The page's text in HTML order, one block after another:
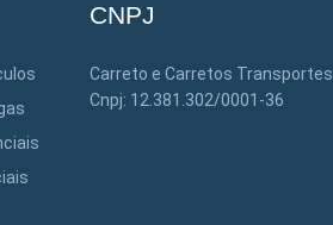
CNPJ
Carreto e Carretos Transportes
Cnpj: 12.381.302/0001-36